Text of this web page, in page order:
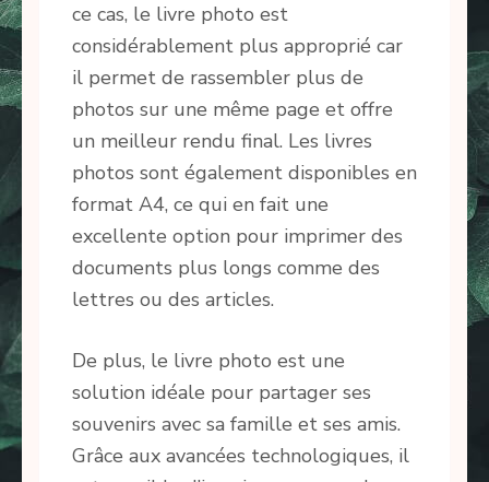
ce cas, le livre photo est
considérablement plus approprié car
il permet de rassembler plus de
photos sur une même page et offre
un meilleur rendu final. Les livres
photos sont également disponibles en
format A4, ce qui en fait une
excellente option pour imprimer des
documents plus longs comme des
lettres ou des articles.
De plus, le livre photo est une
solution idéale pour partager ses
souvenirs avec sa famille et ses amis.
Grâce aux avancées technologiques, il